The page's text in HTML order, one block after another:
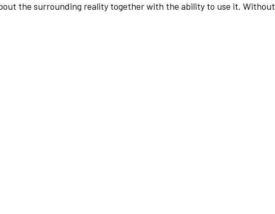
the surrounding reality together with the ability to use it. Without